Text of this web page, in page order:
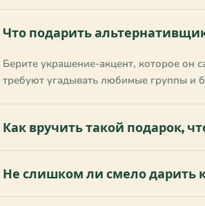
✓ Любитель хендмейда
✓
Любитель чая
✓ Любитель экстремального
спорта
✓ Любитель яркого дизайна
✓ Любознательный
Что подарить
Берите украшение-акцент, которое он
требуют угадывать любимые группы и
Как вручить такой подарок,
Не слишком ли смело дарить